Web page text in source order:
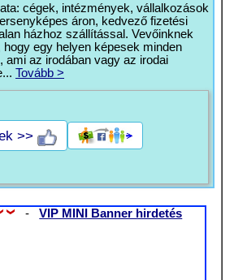
cégek, intézmények, vállalkozások
áron, kedvező fizetési
házhoz szállítással. Vevőinknek
hogy egy helyen képesek minden
ami az irodában vagy az irodai
Tovább >
>>
-VIP MINI Banner hirdetés